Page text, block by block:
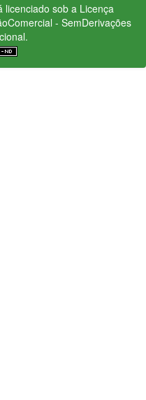
sob a Licença
- SemDerivações